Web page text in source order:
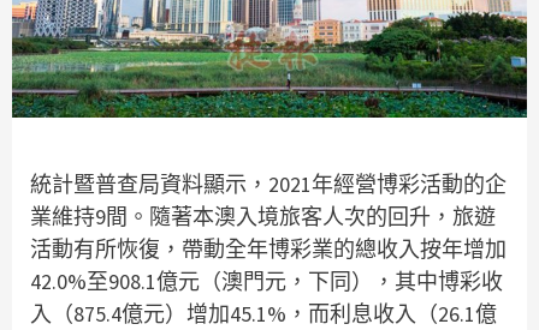
統計暨普查局資料顯示，2021年經營博彩活動的企
業維持9間。隨著本澳入境旅客人次的回升，旅遊
活動有所恢復，帶動全年博彩業的總收入按年增加
42.0%至908.1億元（澳門元，下同），其中博彩收
入（875.4億元）增加45.1%，而利息收入（26.1億